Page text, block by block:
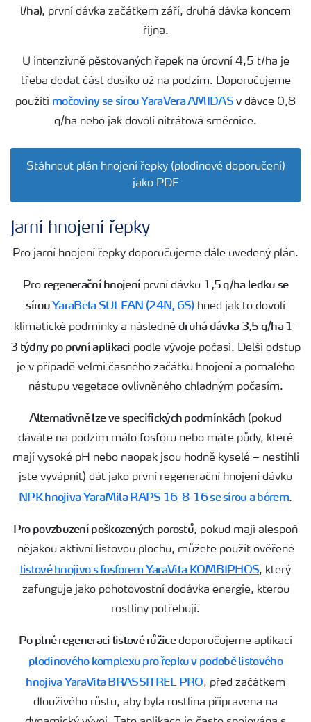
l/ha), první dávka začátkem září, druhá dávka koncem
října.
U intenzivně pěstovaných řepek na úrovní 4,5 t/ha je
třeba dodat část dusíku už na podzim. Doporučujeme
použití močoviny se sírou YaraVera AMIDASv dávce 0,8
q/ha nebo jak dovolí nitrátová směrnice.
Stáhnout plán hnojení řepky (plodinové doporučení)
jako PDF
Jarní hnojení řepky
Pro jarní hnojení řepky doporučujeme dále uvedený plán.
Pro regenerační hnojení první dávku 1,5 q/ha ledku se
sírouYaraBela SULFAN (24N, 6S)hned jak to dovolí
klimatické podmínky a následnědruhá dávka 3,5 q/ha 1-
3 týdny po první aplikaci podle vývoje počasí. Delší odstup
je v případě velmi časného začátku hnojení a pomalého
nástupu vegetace ovlivněného chladným počasím.
Alternativně lze ve specifických podmínkách (pokud
dáváte na podzim málo fosforu nebo máte půdy, které
mají vysoké pH nebo naopak jsou hodně kyselé – nestihli
jste vyvápnit) dát jako první regenerační hnojení dávku
NPK hnojiva YaraMila RAPS 16-8-16 se sírou a bórem.
Pro povzbuzení poškozených porostů, pokud mají alespoň
nějakou aktivní listovou plochu, můžete použít ověřené
listové hnojivo s fosforem YaraVita KOMBIPHOS, který
zafunguje jako pohotovostní dodávka energie, kterou
rostliny potřebují.
Po plné regeneraci listové růžicedoporučujeme aplikaci
plodinového komplexu pro řepku v podobě listového
hnojiva YaraVita BRASSITREL PRO, před začátkem
dlouživého růstu, aby byla rostlina připravena na